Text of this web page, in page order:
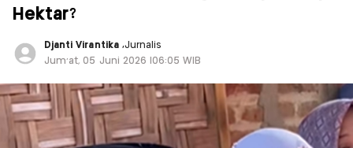
Hektar?
Djanti Virantika ,Jurnalis
Jum'at, 05 Juni 2026 |06:05 WIB